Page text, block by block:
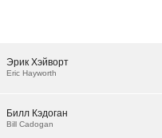
Эрик Хэйворт
Eric Hayworth
Билл Кэдоган
Bill Cadogan